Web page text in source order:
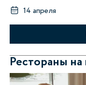
14 апреля
Рестораны